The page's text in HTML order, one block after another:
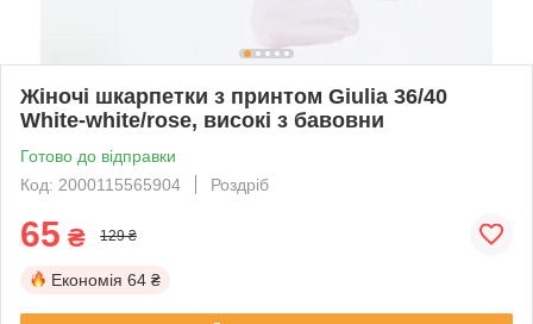
Жіночі шкарпетки з принтом Giulia 36/40
White-white/rose, високі з бавовни
Готово до відправки
Код: 2000115565904
Роздріб
65 ₴ 129 ₴
Економія 64 ₴